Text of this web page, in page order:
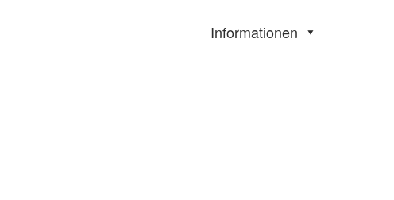
Informationen